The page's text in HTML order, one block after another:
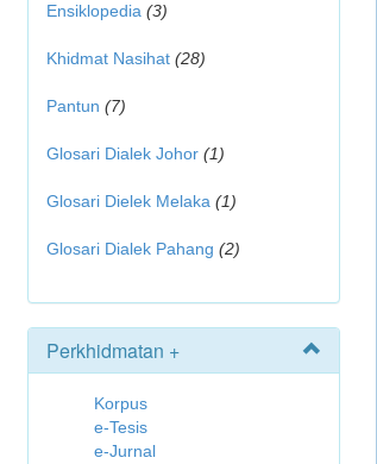
Ensiklopedia (3)
Khidmat Nasihat (28)
Pantun (7)
Glosari Dialek Johor (1)
Glosari Dielek Melaka (1)
Glosari Dialek Pahang (2)
Perkhidmatan +
Korpus
e-Tesis
e-Jurnal